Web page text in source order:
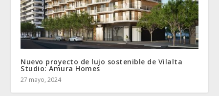
Nuevo proyecto de lujo sostenible de Vilalta
Studio: Amura Homes
27 mayo, 2024